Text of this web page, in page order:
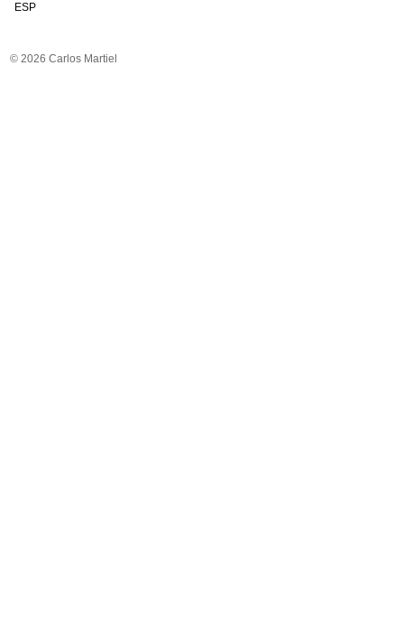
ESP
© 2026 Carlos Martiel